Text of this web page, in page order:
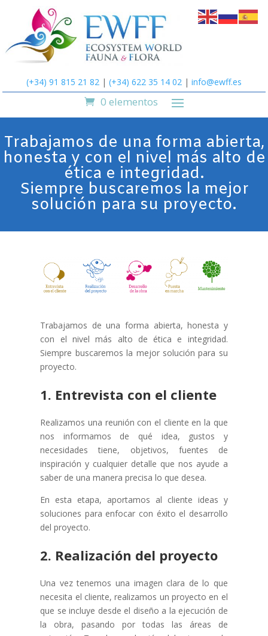
(+34) 91 815 21 82 | (+34) 622 35 14 02 | info@ewff.es
0 elementos
Trabajamos de una forma abierta,
honesta y con el nivel más alto de
ética e integridad.
Siempre buscaremos la mejor
solución para su proyecto.
Trabajamos de una forma abierta, honesta y
con el nivel más alto de ética e integridad.
Siempre buscaremos la mejor solución para su
proyecto.
1. Entrevista con el cliente
Realizamos una reunión con el cliente en la que
nos informamos de qué idea, gustos y
necesidades tiene, objetivos, fuentes de
inspiración y cualquier detalle que nos ayude a
saber de una manera precisa lo que desea.
En esta etapa, aportamos al cliente ideas y
soluciones para enfocar con éxito el desarrollo
del proyecto.
2. Realización del proyecto
Una vez tenemos una imagen clara de lo que
necesita el cliente, realizamos un proyecto en el
que se incluye desde el diseño a la ejecución de
la obra, pasando por todas las áreas de